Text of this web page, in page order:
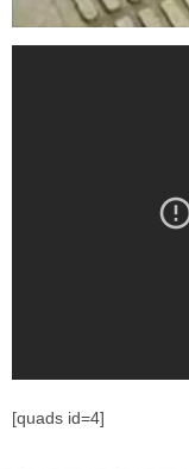
[quads id=4]